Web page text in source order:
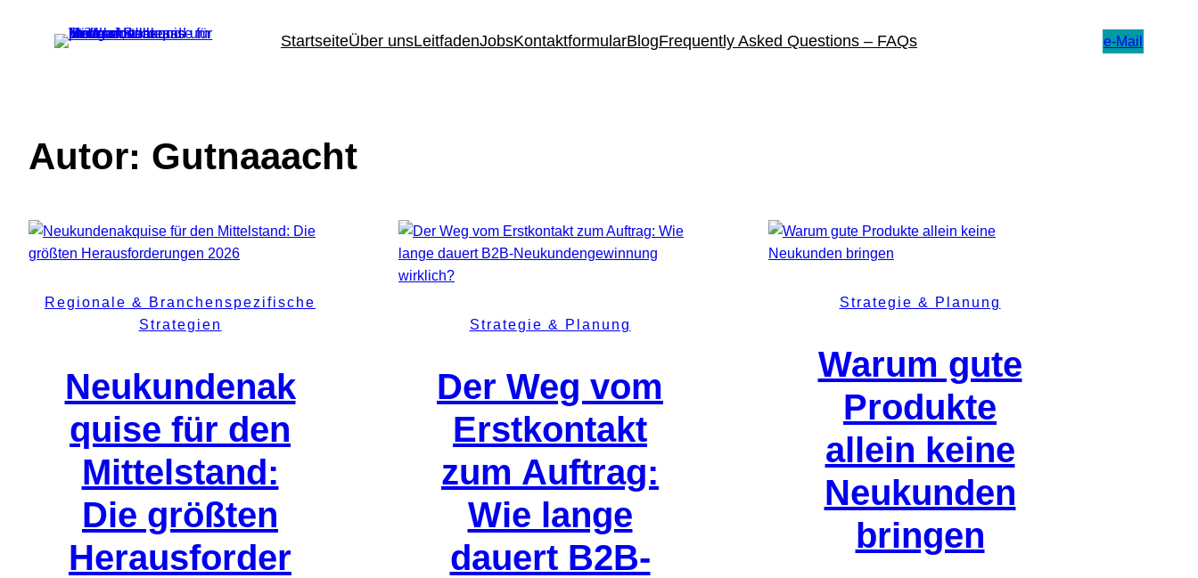
StartseiteÜber unsLeitfadenJobsKontaktformularBlogFrequently Asked Questions – FAQs e-Mail
Autor: Gutnaaacht
Regionale & Branchenspezifische
Strategien
Neukundenak
quise für den
Mittelstand:
Die größten
Herausforder
Strategie & Planung
Der Weg vom
Erstkontakt
zum Auftrag:
Wie lange
dauert B2B-
Strategie & Planung
Warum gute
Produkte
allein keine
Neukunden
bringen